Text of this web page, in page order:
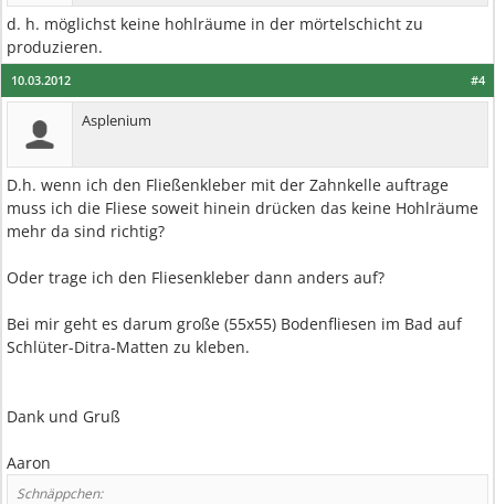
d. h. möglichst keine hohlräume in der mörtelschicht zu
produzieren.
#4
10.03.2012
Asplenium
D.h. wenn ich den Fließenkleber mit der Zahnkelle auftrage
muss ich die Fliese soweit hinein drücken das keine Hohlräume
mehr da sind richtig?
Oder trage ich den Fliesenkleber dann anders auf?
Bei mir geht es darum große (55x55) Bodenfliesen im Bad auf
Schlüter-Ditra-Matten zu kleben.
Dank und Gruß
Aaron
Schnäppchen: